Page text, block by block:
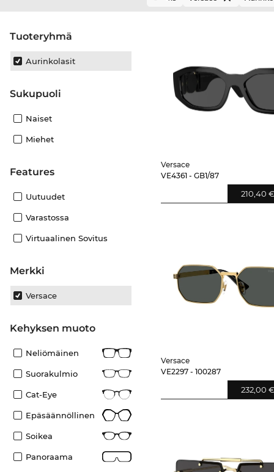
Tuoteryhmä
Aurinkolasit
Sukupuoli
Naiset
Miehet
Features
Uutuudet
Varastossa
Virtuaalinen Sovitus
Merkki
Versace
Kehyksen muoto
Neliömäinen
Suorakulmio
Cat-Eye
Epäsäännöllinen
Soikea
Panoraama
Versace
VE4361 - GB1/87
210,40
Versace
VE2297 - 100287
232,00